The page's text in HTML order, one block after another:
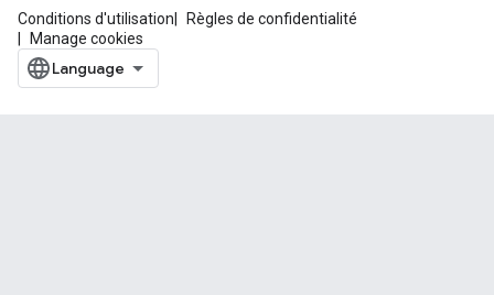
Conditions d'utilisation
Règles de confidentialité
Manage cookies